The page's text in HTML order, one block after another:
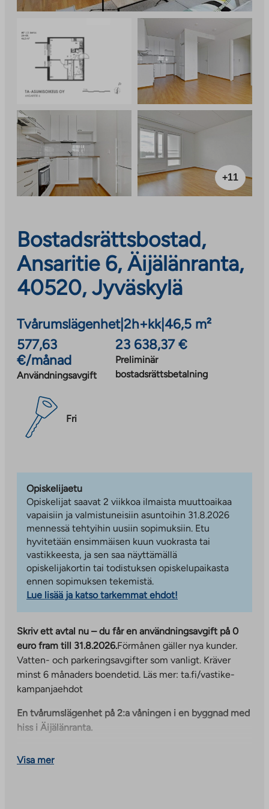
+11
Bostadsrättsbostad,
Ansaritie 6, Äijälänranta,
40520, Jyväskylä
Tvårumslägenhet|2h+kk| 46,5 m²
577,63
€/månad
Användningsavgift
23 638,37 €
Preliminär
bostadsrättsbetalning
Fri
Opiskelijaetu
Opiskelijat saavat 2 viikkoa ilmaista muuttoaikaa
vapaisiin ja valmistuneisiin asuntoihin 31.8.2026
mennessä tehtyihin uusiin sopimuksiin. Etu
hyvitetään ensimmäisen kuun vuokrasta tai
vastikkeesta, ja sen saa näyttämällä
opiskelijakortin tai todistuksen opiskelupaikasta
ennen sopimuksen tekemistä.
Lue lisää ja katso tarkemmat ehdot!
Skriv ett avtal nu – du får en användningsavgift på 0
euro fram till 31.8.2026.Förmånen gäller nya kunder.
Vatten- och parkeringsavgifter som vanligt. Kräver
minst 6 månaders boendetid. Läs mer: ta.fi/vastike-
kampanjaehdot
En tvårumslägenhet på 2:a våningen i en byggnad med
hiss i Äijälänranta.
ett sovrum med klädkammare och en rymlig tvättstuga
Visa mer